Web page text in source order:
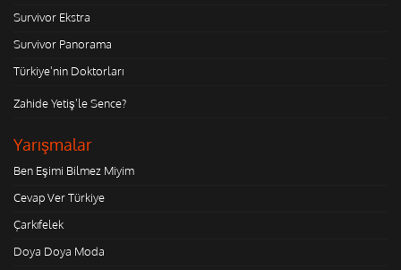
Survivor Ekstra
Survivor Panorama
Türkiye'nin Doktorları
Zahide Yetiş'le Sence?
Yarışmalar
Ben Eşimi Bilmez Miyim
Cevap Ver Türkiye
Çarkıfelek
Doya Doya Moda